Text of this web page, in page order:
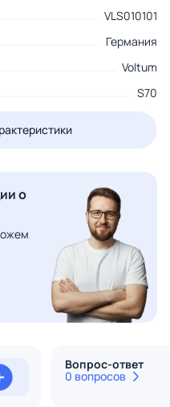
VLS010101
Германия
Voltum
S70
о
Вопрос-ответ
0 вопросов